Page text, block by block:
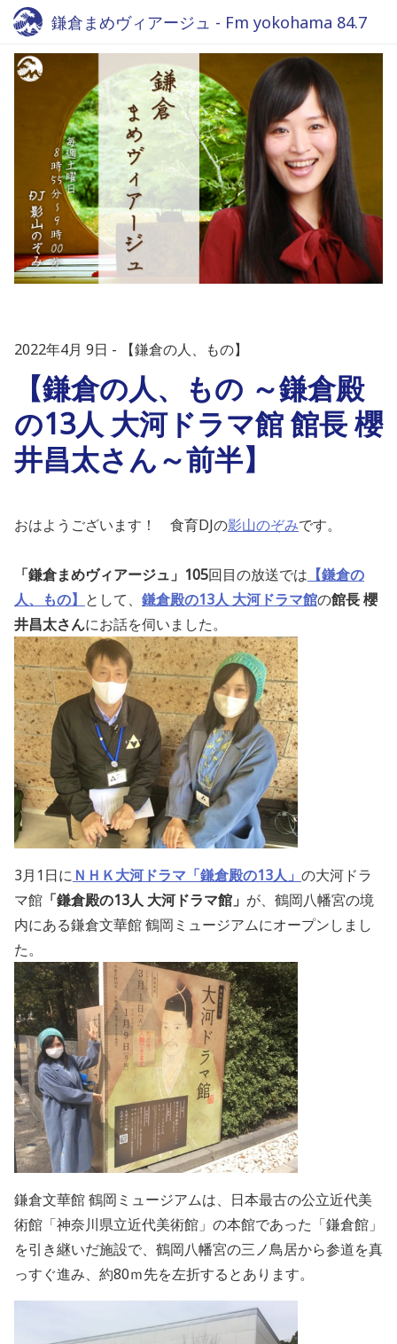
鎌倉まめヴィアージュ - Fm yokohama 84.7
2022年4月 9日 【鎌倉の人、もの】
【鎌倉の人、もの ～鎌倉殿
の13人 大河ドラマ館 館長 櫻
井昌太さん～前半】
おはようございます！ 食育DJの影山のぞみです。
「鎌倉まめヴィアージュ」105回目の放送では 【鎌倉の
人、もの】 として、 鎌倉殿の13人 大河ドラマ館の館長 櫻
井昌太さんにお話を伺いました。
3月1日に ＮＨＫ大河ドラマ「鎌倉殿の13人」 の大河ドラ
マ館 「鎌倉殿の13人 大河ドラマ館」 が、鶴岡八幡宮の境
内にある鎌倉文華館 鶴岡ミュージアムにオープンしまし
た。
鎌倉文華館 鶴岡ミュージアムは、 日本最古の公立近代美
術館「神奈川県立近代美術館」の本館であった「鎌倉館」
を引き継いだ施設で、鶴岡八幡宮の三ノ鳥居から参道を真
っすぐ進み、約80ｍ先を左折するとあります。